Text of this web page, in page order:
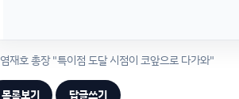
염재호 총장 "특이점 도달 시점이 코앞으로 다가와"
목록보기 답글쓰기